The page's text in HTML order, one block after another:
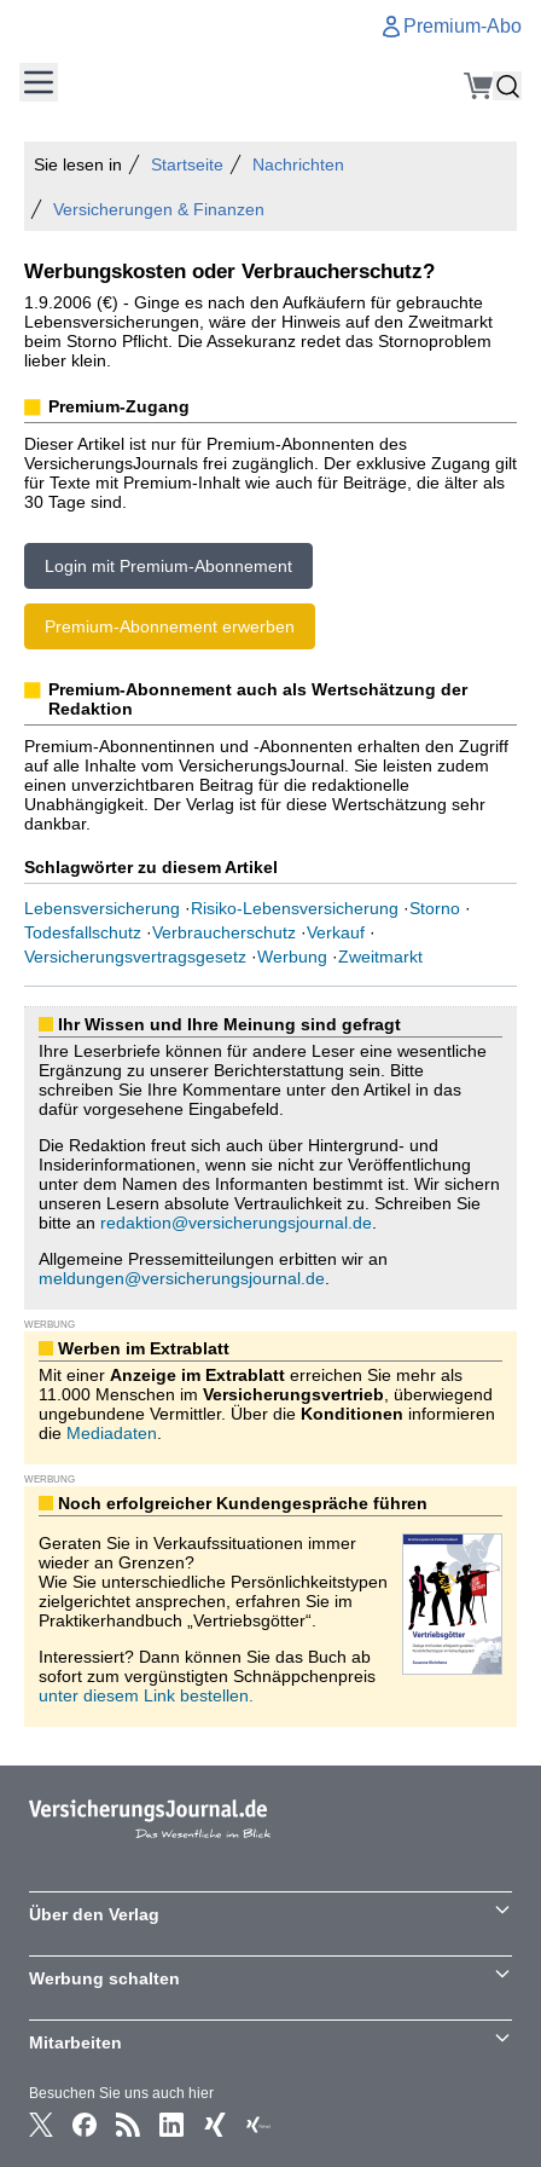
Premium-Abo
Sie lesen in Startseite Nachrichten
Versicherungen & Finanzen
Werbungskosten oder Verbraucherschutz?
1.9.2006 (€) - Ginge es nach den Aufkäufern für gebrauchte
Lebensversicherungen, wäre der Hinweis auf den Zweitmarkt
beim Storno Pflicht. Die Assekuranz redet das Stornoproblem
lieber klein.
Premium-Zugang
Dieser Artikel ist nur für Premium-Abonnenten des
VersicherungsJournals frei zugänglich. Der exklusive Zugang gilt
für Texte mit Premium-Inhalt wie auch für Beiträge, die älter als
30 Tage sind.
Login mit Premium-Abonnement
Premium-Abonnement erwerben
Premium-Abonnement auch als Wertschätzung der
Redaktion
Premium-Abonnentinnen und -Abonnenten erhalten den Zugriff
auf alle Inhalte vom VersicherungsJournal. Sie leisten zudem
einen unverzichtbaren Beitrag für die redaktionelle
Unabhängigkeit. Der Verlag ist für diese Wertschätzung sehr
dankbar.
Schlagwörter zu diesem Artikel
Lebensversicherung ·Risiko-Lebensversicherung ·Storno ·
Todesfallschutz ·Verbraucherschutz ·Verkauf ·
Versicherungsvertragsgesetz ·Werbung ·Zweitmarkt
Ihr Wissen und Ihre Meinung sind gefragt
Ihre Leserbriefe können für andere Leser eine wesentliche
Ergänzung zu unserer Berichterstattung sein. Bitte
schreiben Sie Ihre Kommentare unter den Artikel in das
dafür vorgesehene Eingabefeld.
Die Redaktion freut sich auch über Hintergrund- und
Insiderinformationen, wenn sie nicht zur Veröffentlichung
unter dem Namen des Informanten bestimmt ist. Wir sichern
unseren Lesern absolute Vertraulichkeit zu. Schreiben Sie
bitte an redaktion@versicherungsjournal.de
Allgemeine Pressemitteilungen erbitten wir an
meldungen@versicherungsjournal.de
WERBUNG
Werben im Extrablatt
Mit einer Anzeige im Extrablatt erreichen Sie mehr als
11.000 Menschen im Versicherungsvertrieb , überwiegend
ungebundene Vermittler. Über die Konditionen informieren
die Mediadaten
WERBUNG
Noch erfolgreicher Kundengespräche führen
Geraten Sie in Verkaufssituationen immer
wieder an Grenzen?
Wie Sie unterschiedliche Persönlichkeitstypen
zielgerichtet ansprechen, erfahren Sie im
Praktikerhandbuch „Vertriebsgötter“.
Interessiert? Dann können Sie das Buch ab
sofort zum vergünstigten Schnäppchenpreis
unter diesem Link bestellen.
Besuchen Sie uns auch hier
Über den Verlag
Werbung schalten
Mitarbeiten